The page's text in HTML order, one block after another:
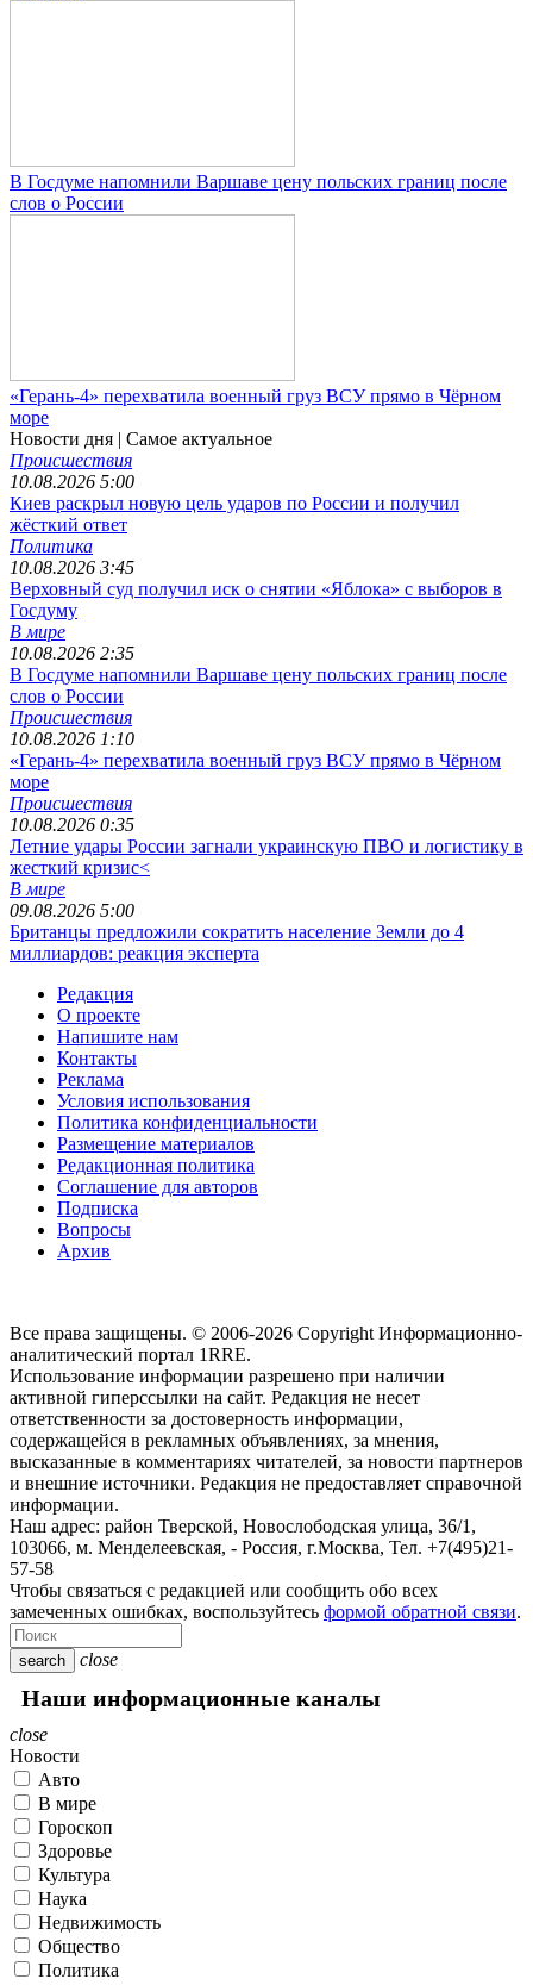
В Госдуме напомнили Варшаве цену польских границ после
слов о России
«Герань-4» перехватила военный груз ВСУ прямо в Чёрном
море
Новости дня | Самое актуальное
Происшествия
10.08.2026 5:00
Киев раскрыл новую цель ударов по России и получил
жёсткий ответ
Политика
10.08.2026 3:45
Верховный суд получил иск о снятии «Яблока» с выборов в
Госдуму
В мире
10.08.2026 2:35
В Госдуме напомнили Варшаве цену польских границ после
слов о России
Происшествия
10.08.2026 1:10
«Герань-4» перехватила военный груз ВСУ прямо в Чёрном
море
Происшествия
10.08.2026 0:35
Летние удары России загнали украинскую ПВО и логистику в
жесткий кризис<
В мире
09.08.2026 5:00
Британцы предложили сократить население Земли до 4
миллиардов: реакция эксперта
Редакция
О проекте
Напишите нам
Контакты
Реклама
Условия использования
Политика конфиденциальности
Размещение материалов
Редакционная политика
Соглашение для авторов
Подписка
Вопросы
Архив
Все права защищены. © 2006-2026 Copyright Информационно-
аналитический портал 1RRE.
Использование информации разрешено при наличии
активной гиперссылки на сайт. Редакция не несет
ответственности за достоверность информации,
содержащейся в рекламных объявлениях, за мнения,
высказанные в комментариях читателей, за новости партнеров
и внешние источники. Редакция не предоставляет справочной
информации.
Наш адрес: район Тверской, Новослободская улица, 36/1 ,
103066, м. Менделеевская, - Россия, г.Москва, Тел. +7(495)21-
57-58
Чтобы связаться с редакцией или сообщить обо всех
замеченных ошибках, воспользуйтесь формой обратной связи.
search close
Наши информационные каналы
close
Новости
Авто
В мире
Гороскоп
Здоровье
Культура
Наука
Недвижимость
Общество
Политика